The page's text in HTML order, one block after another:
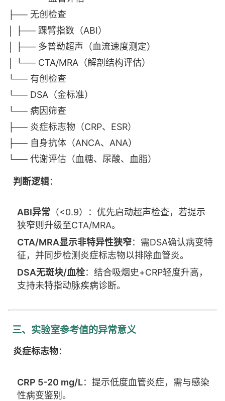
├── 无创检查
│ ├── 踝臂指数（ABI）
│ ├── 多普勒超声（血流速度测定）
│ └── CTA/MRA（解剖结构评估）
└── 有创检查
└── DSA（金标准）
└── 病因筛查
├── 炎症标志物（CRP、ESR）
├── 自身抗体（ANCA、ANA）
└── 代谢评估（血糖、尿酸、血脂）
判断逻辑：
ABI异常（<0.9）：优先启动超声检查，若提示
狭窄则升级至CTA/MRA。
CTA/MRA显示非特异性狭窄：需DSA确认病变特
征，并同步检测炎症标志物以排除血管炎。
DSA无斑块/血栓：结合吸烟史+CRP轻度升高，
支持未特指动脉疾病诊断。
三、实验室参考值的异常意义
炎症标志物：
CRP 5-20 mg/L：提示低度血管炎症，需与感染
性病变鉴别。